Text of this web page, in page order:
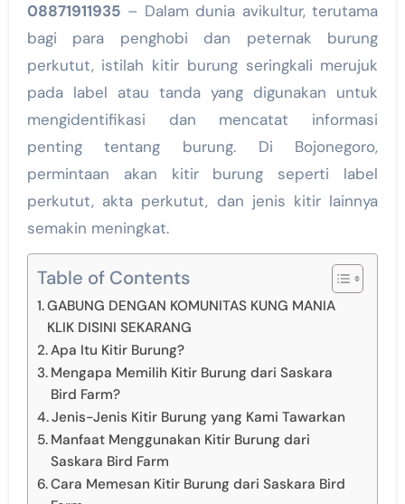
08871911935 – Dalam dunia avikultur, terutama
bagi para penghobi dan peternak burung
perkutut, istilah kitir burung seringkali merujuk
pada label atau tanda yang digunakan untuk
mengidentifikasi dan mencatat informasi
penting tentang burung. Di Bojonegoro,
permintaan akan kitir burung seperti label
perkutut, akta perkutut, dan jenis kitir lainnya
semakin meningkat.
Table of Contents
GABUNG DENGAN KOMUNITAS KUNG MANIA
KLIK DISINI SEKARANG
Apa Itu Kitir Burung?
Mengapa Memilih Kitir Burung dari Saskara
Bird Farm?
Jenis-Jenis Kitir Burung yang Kami Tawarkan
Manfaat Menggunakan Kitir Burung dari
Saskara Bird Farm
Cara Memesan Kitir Burung dari Saskara Bird